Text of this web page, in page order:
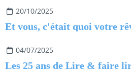
20/10/2025
Et vous, c'était quoi votre
04/07/2025
Les 25 ans de Lire & faire